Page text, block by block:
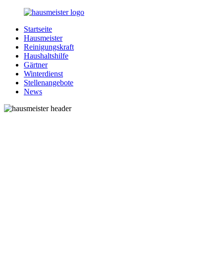
Zurück
Inhalt
Hausmeister.de
Alles
rund
Ihren
Haushalt
Startseite
Hausmeister
Reinigungskraft
Haushaltshilfe
Gärtner
Winterdienst
Stellenangebote
News